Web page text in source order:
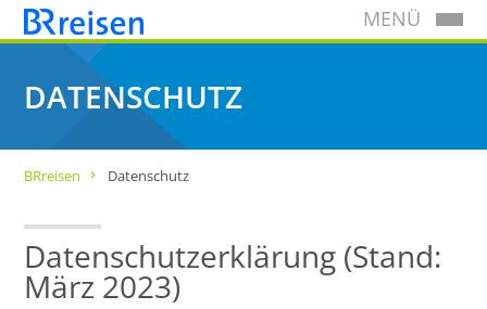
MENÜ
DATENSCHUTZ
BRreisen Datenschutz
Datenschutzerklärung (Stand:
März 2023)